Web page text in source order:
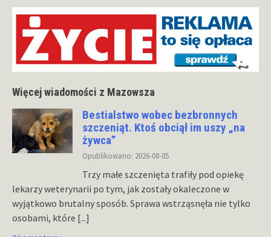
Więcej wiadomości z Mazowsza
Bestialstwo wobec bezbronnych
szczeniąt. Ktoś obciął im uszy „na
żywca”
Opublikowano: 2026-08-05
Trzy małe szczenięta trafiły pod opiekę
lekarzy weterynarii po tym, jak zostały okaleczone w
wyjątkowo brutalny sposób. Sprawa wstrząsnęła nie tylko
osobami, które [...]